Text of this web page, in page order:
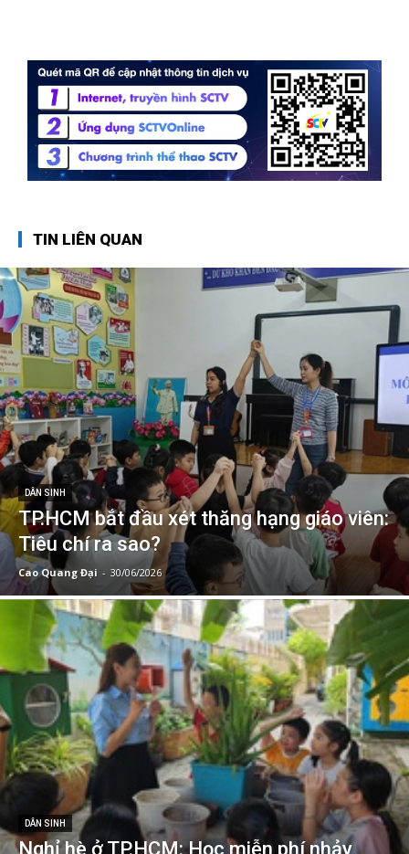
TIN LIÊN QUAN
DÂN SINH
TP.HCM bắt đầu xét thăng hạng giáo viên:
Tiêu chí ra sao?
Cao Quang Đại - 30/06/2026
DÂN SINH
Nghỉ hè ở TP.HCM: Học miễn phí nhảy